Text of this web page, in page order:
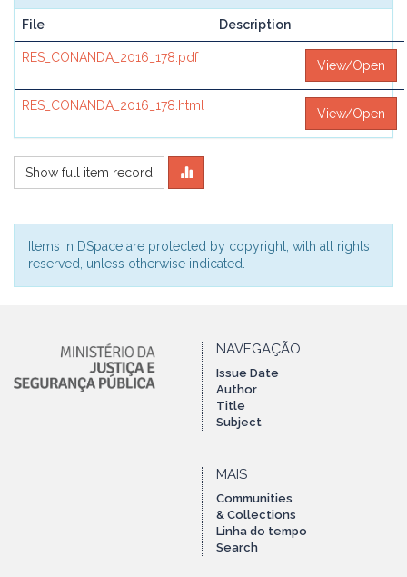
File Description
RES_CONANDA_2016_178.pdf
View/Open
RES_CONANDA_2016_178.html
View/Open
Show full item record
Items in DSpace are protected by copyright, with all rights
reserved, unless otherwise indicated.
NAVEGAÇÃO
Issue Date
Author
Title
Subject
MAIS
Communities
& Collections
Linha do tempo
Search